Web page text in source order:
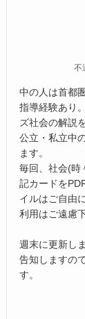
不
中の人は首都
指導経験あり
ズ社会の解説
公立・私立中
ます。
毎回、社会(時
記カードを
イルはご自由
利用はご遠慮
週末に更新し
告知しますの
す。